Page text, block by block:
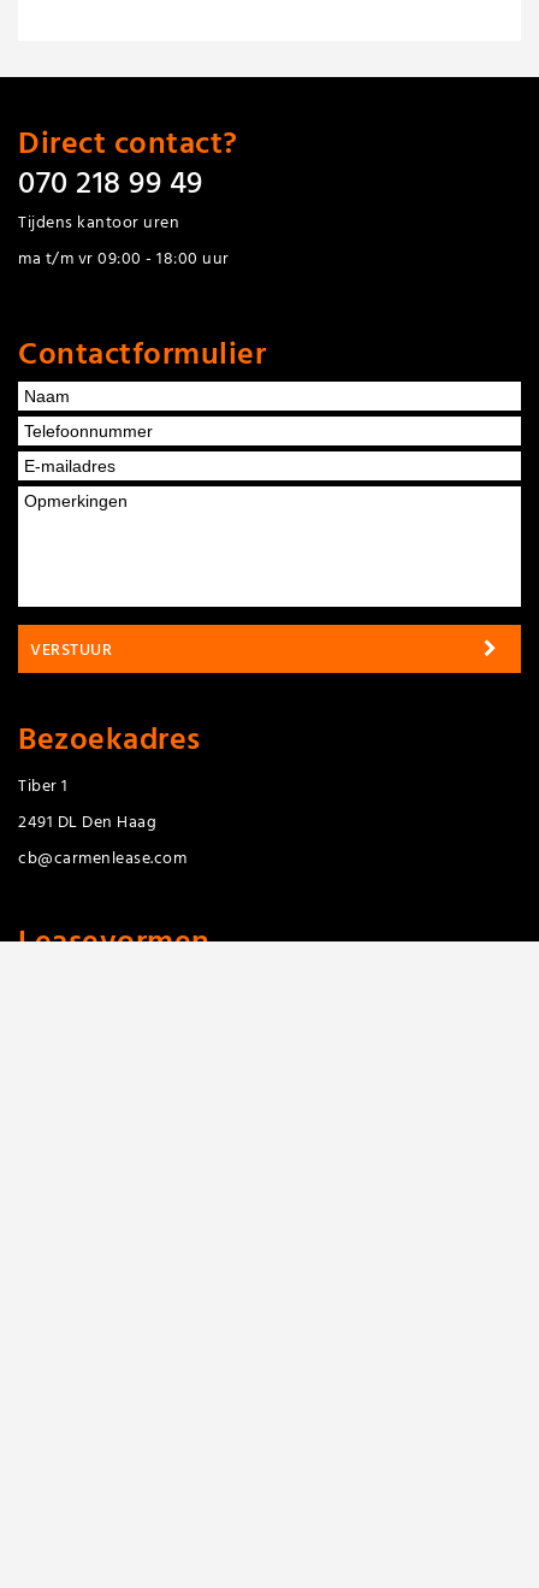
Direct contact?
070 218 99 49
Tijdens kantoor uren
ma t/m vr 09:00 - 18:00 uur
Contactformulier
VERSTUUR
Bezoekadres
Tiber 1
2491 DL Den Haag
cb@carmenlease.com
Leasevormen